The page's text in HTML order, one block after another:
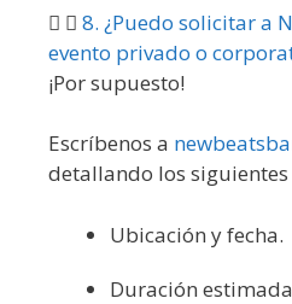
8. ¿Puedo solicitar a
evento privado o
¡Por supuesto!
Escríbenos a
detallando los
Ubicación y fecha.
Duración